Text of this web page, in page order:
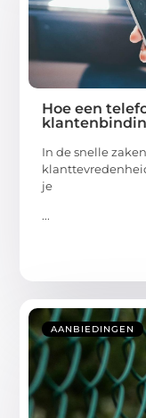
Hoe een
In de snelle
je
...
AANBIEDINGEN